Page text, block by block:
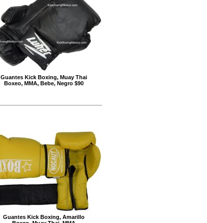
Guantes Kick Boxing, Muay Thai
Boxeo, MMA, Bebe, Negro $90
Guantes Kick Boxing, Amarillo